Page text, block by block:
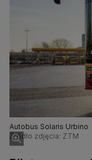
Autobus Solaris Urbino
Źródło zdjęcia: ZTM